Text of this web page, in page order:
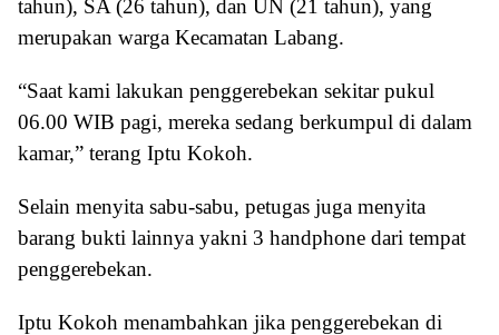
tahun), SA (26 tahun), dan UN (21 tahun), yang
merupakan warga Kecamatan Labang.
“Saat kami lakukan penggerebekan sekitar pukul
06.00 WIB pagi, mereka sedang berkumpul di dalam
kamar,” terang Iptu Kokoh.
Selain menyita sabu-sabu, petugas juga menyita
barang bukti lainnya yakni 3 handphone dari tempat
penggerebekan.
Iptu Kokoh menambahkan jika penggerebekan di